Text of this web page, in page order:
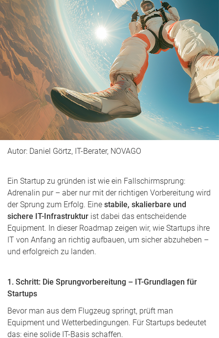
Autor: Daniel Görtz, IT-Berater, NOVAGO
Ein Startup zu gründen ist wie ein Fallschirmsprung:
Adrenalin pur – aber nur mit der richtigen Vorbereitung wird
der Sprung zum Erfolg. Eine stabile, skalierbare und
sichere IT-Infrastruktur ist dabei das entscheidende
Equipment. In dieser Roadmap zeigen wir, wie Startups ihre
IT von Anfang an richtig aufbauen, um sicher abzuheben –
und erfolgreich zu landen.
1. Schritt: Die Sprungvorbereitung – IT-Grundlagen für
Startups
Bevor man aus dem Flugzeug springt, prüft man
Equipment und Wetterbedingungen. Für Startups bedeutet
das: eine solide IT-Basis schaffen.